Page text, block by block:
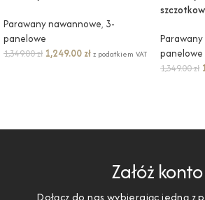
Parawany nawannowe, 3-
panelowe
1,349.00zł 1,249.00 złz podatkiem VAT
panelowe
1,349.00zł
Załóż konto
Dołącz do nas wybierając jedną z